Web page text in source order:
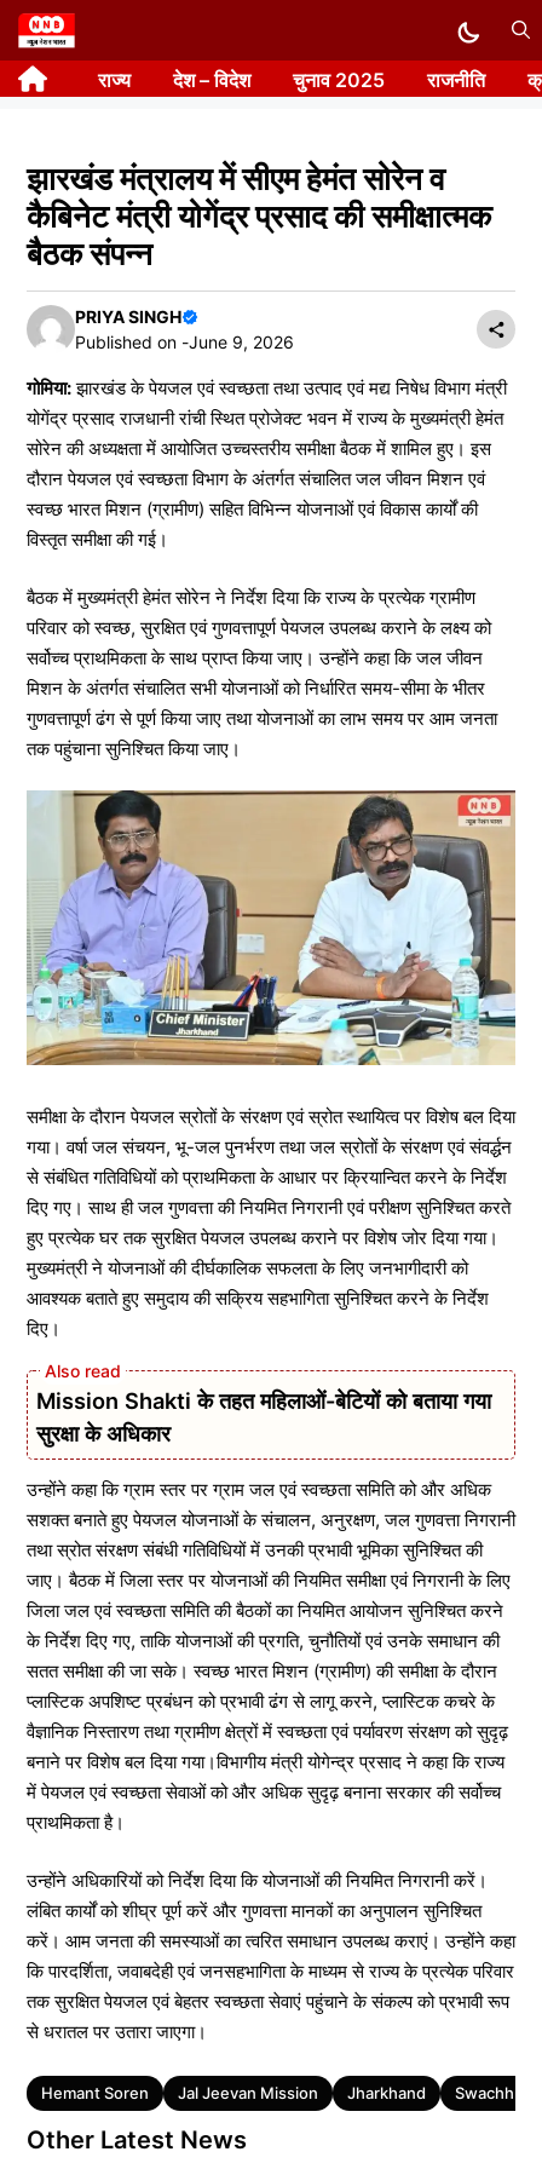
Skip
to
content राज्य देश – विदेश चुनाव 2025 राजनीति
झारखंड मंत्रालय में सीएम हेमंत सोरेन व
कैबिनेट मंत्री योगेंद्र प्रसाद की समीक्षात्मक
बैठक संपन्न
PRIYA SINGH
Published on -June 9, 2026
गोमिया:झारखंड के पेयजल एवं स्वच्छता तथा उत्पाद एवं मद्य निषेध विभाग मंत्री
योगेंद्र प्रसाद राजधानी रांची स्थित प्रोजेक्ट भवन में राज्य के मुख्यमंत्री हेमंत
सोरेन की अध्यक्षता में आयोजित उच्चस्तरीय समीक्षा बैठक में शामिल हुए। इस
दौरान पेयजल एवं स्वच्छता विभाग के अंतर्गत संचालित जल जीवन मिशन एवं
स्वच्छ भारत मिशन (ग्रामीण) सहित विभिन्न योजनाओं एवं विकास कार्यों की
विस्तृत समीक्षा की गई।
बैठक में मुख्यमंत्री हेमंत सोरेन ने निर्देश दिया कि राज्य के प्रत्येक ग्रामीण
परिवार को स्वच्छ, सुरक्षित एवं गुणवत्तापूर्ण पेयजल उपलब्ध कराने के लक्ष्य को
सर्वोच्च प्राथमिकता के साथ प्राप्त किया जाए। उन्होंने कहा कि जल जीवन
मिशन के अंतर्गत संचालित सभी योजनाओं को निर्धारित समय-सीमा के भीतर
गुणवत्तापूर्ण ढंग से पूर्ण किया जाए तथा योजनाओं का लाभ समय पर आम जनता
तक पहुंचाना सुनिश्चित किया जाए।
समीक्षा के दौरान पेयजल स्रोतों के संरक्षण एवं स्रोत स्थायित्व पर विशेष बल दिया
गया। वर्षा जल संचयन, भू-जल पुनर्भरण तथा जल स्रोतों के संरक्षण एवं संवर्द्धन
से संबंधित गतिविधियों को प्राथमिकता के आधार पर क्रियान्वित करने के निर्देश
दिए गए। साथ ही जल गुणवत्ता की नियमित निगरानी एवं परीक्षण सुनिश्चित करते
हुए प्रत्येक घर तक सुरक्षित पेयजल उपलब्ध कराने पर विशेष जोर दिया गया।
मुख्यमंत्री ने योजनाओं की दीर्घकालिक सफलता के लिए जनभागीदारी को
आवश्यक बताते हुए समुदाय की सक्रिय सहभागिता सुनिश्चित करने के निर्देश
दिए।
Mission Shakti के तहत महिलाओं-बेटियों को बताया गया
सुरक्षा के अधिकार
उन्होंने कहा कि ग्राम स्तर पर ग्राम जल एवं स्वच्छता समिति को और अधिक
सशक्त बनाते हुए पेयजल योजनाओं के संचालन, अनुरक्षण, जल गुणवत्ता निगरानी
तथा स्रोत संरक्षण संबंधी गतिविधियों में उनकी प्रभावी भूमिका सुनिश्चित की
जाए। बैठक में जिला स्तर पर योजनाओं की नियमित समीक्षा एवं निगरानी के लिए
जिला जल एवं स्वच्छता समिति की बैठकों का नियमित आयोजन सुनिश्चित करने
के निर्देश दिए गए, ताकि योजनाओं की प्रगति, चुनौतियों एवं उनके समाधान की
सतत समीक्षा की जा सके। स्वच्छ भारत मिशन (ग्रामीण) की समीक्षा के दौरान
प्लास्टिक अपशिष्ट प्रबंधन को प्रभावी ढंग से लागू करने, प्लास्टिक कचरे के
वैज्ञानिक निस्तारण तथा ग्रामीण क्षेत्रों में स्वच्छता एवं पर्यावरण संरक्षण को सुदृढ़
बनाने पर विशेष बल दिया गया।विभागीय मंत्री योगेन्द्र प्रसाद ने कहा कि राज्य
में पेयजल एवं स्वच्छता सेवाओं को और अधिक सुदृढ़ बनाना सरकार की सर्वोच्च
प्राथमिकता है।
उन्होंने अधिकारियों को निर्देश दिया कि योजनाओं की नियमित निगरानी करें।
लंबित कार्यों को शीघ्र पूर्ण करें और गुणवत्ता मानकों का अनुपालन सुनिश्चित
करें। आम जनता की समस्याओं का त्वरित समाधान उपलब्ध कराएं। उन्होंने कहा
कि पारदर्शिता, जवाबदेही एवं जनसहभागिता के माध्यम से राज्य के प्रत्येक परिवार
तक सुरक्षित पेयजल एवं बेहतर स्वच्छता सेवाएं पहुंचाने के संकल्प को प्रभावी रूप
से धरातल पर उतारा जाएगा।
Tags
Hemant Soren Jal Jeevan Mission Jharkhand Swachh
Other Latest News